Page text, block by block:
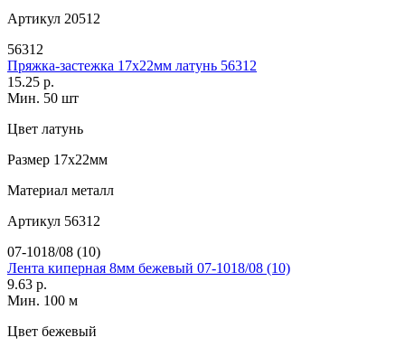
Артикул 20512
56312
Пряжка-застежка 17х22мм латунь 56312
15.25 р.
Мин. 50 шт
Цвет латунь
Размер 17х22мм
Материал металл
Артикул 56312
07-1018/08 (10)
Лента киперная 8мм бежевый 07-1018/08 (10)
9.63 р.
Мин. 100 м
Цвет бежевый